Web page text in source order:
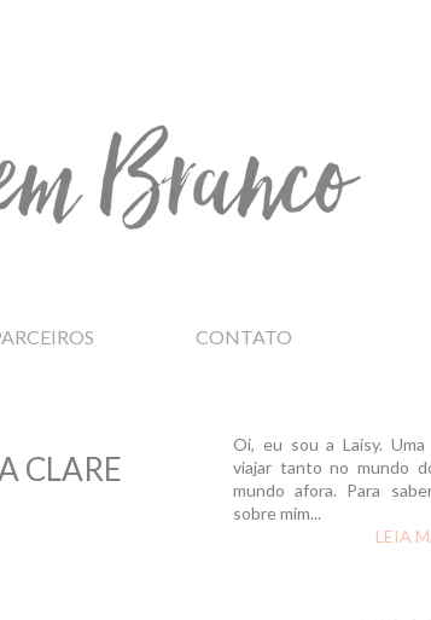
CONTATO
CLARE
Oi, eu sou a Laisy.
viajar tanto no mundo
mundo afora. Para
sobre mim...
LEIA